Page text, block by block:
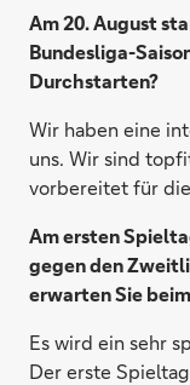
Am 20. August
Bundesliga-
Durchstarten?
Wir haben eine
uns. Wir sind
vorbereitet für
Am ersten
gegen den
erwarten Sie
Es wird ein sehr
Der erste